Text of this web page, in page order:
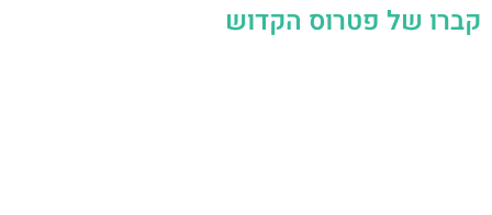
קברו של פטרוס הקדוש